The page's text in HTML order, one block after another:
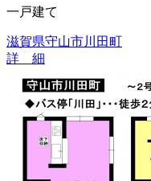
一戸建て
滋賀県守山市川田町
詳 細